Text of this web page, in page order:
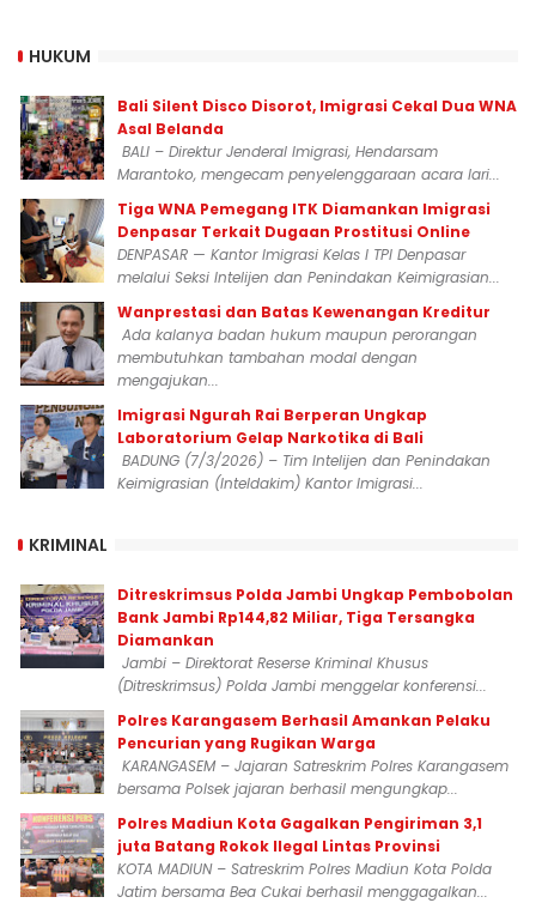
HUKUM
Bali Silent Disco Disorot, Imigrasi Cekal Dua WNA
Asal Belanda
BALI – Direktur Jenderal Imigrasi, Hendarsam
Marantoko, mengecam penyelenggaraan acara lari...
Tiga WNA Pemegang ITK Diamankan Imigrasi
Denpasar Terkait Dugaan Prostitusi Online
DENPASAR — Kantor Imigrasi Kelas I TPI Denpasar
melalui Seksi Intelijen dan Penindakan Keimigrasian...
Wanprestasi dan Batas Kewenangan Kreditur
Ada kalanya badan hukum maupun perorangan
membutuhkan tambahan modal dengan
mengajukan...
Imigrasi Ngurah Rai Berperan Ungkap
Laboratorium Gelap Narkotika di Bali
BADUNG (7/3/2026) – Tim Intelijen dan Penindakan
Keimigrasian (Inteldakim) Kantor Imigrasi...
KRIMINAL
Ditreskrimsus Polda Jambi Ungkap Pembobolan
Bank Jambi Rp144,82 Miliar, Tiga Tersangka
Diamankan
Jambi – Direktorat Reserse Kriminal Khusus
(Ditreskrimsus) Polda Jambi menggelar konferensi...
Polres Karangasem Berhasil Amankan Pelaku
Pencurian yang Rugikan Warga
KARANGASEM – Jajaran Satreskrim Polres Karangasem
bersama Polsek jajaran berhasil mengungkap...
Polres Madiun Kota Gagalkan Pengiriman 3,1
juta Batang Rokok Ilegal Lintas Provinsi
KOTA MADIUN – Satreskrim Polres Madiun Kota Polda
Jatim bersama Bea Cukai berhasil menggagalkan...